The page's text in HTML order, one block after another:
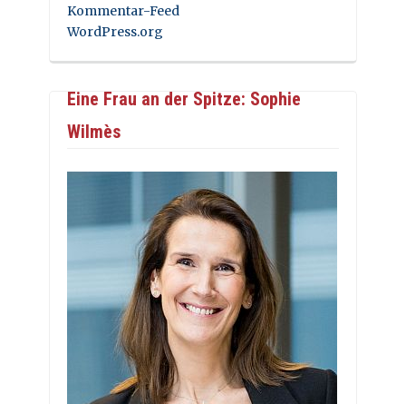
Kommentar-Feed
WordPress.org
Eine Frau an der Spitze: Sophie
Wilmès